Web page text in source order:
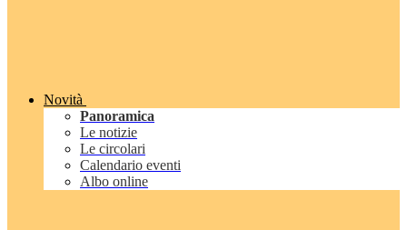
Novità
Panoramica
Le notizie
Le circolari
Calendario eventi
Albo online